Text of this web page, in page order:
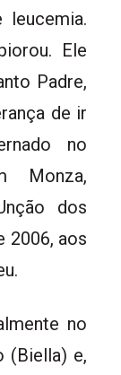
Ele
Padre,
de ir
no
Monza,
dos
2006, aos
no
(Biella) e,